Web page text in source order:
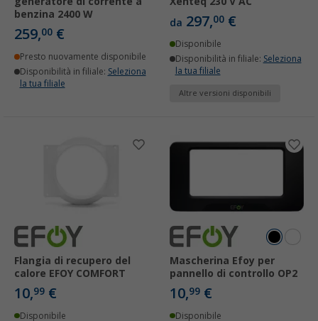
benzina 2400 W
259,00 €
Presto nuovamente disponibile
Disponibilità in filiale: Seleziona
la tua filiale
da 297,00 €
Disponibile
Disponibilità in filiale: Seleziona
la tua filiale
Altre versioni disponibili
Flangia di recupero del
calore EFOY COMFORT
10,99 €
Disponibile
Mascherina Efoy per
pannello di controllo OP2
10,99 €
Disponibile